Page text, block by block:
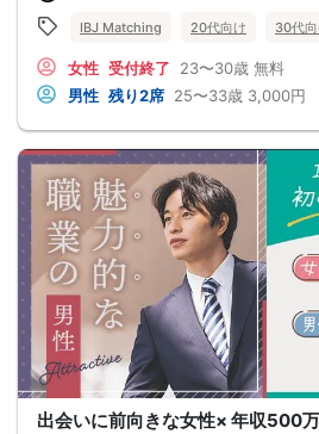
IBJ Matching 20代向け 30代
女性 受付終了 23〜30歳 無料
男性 残り2席 25〜33歳 3,000円
出会いに前向きな女性× 年収500